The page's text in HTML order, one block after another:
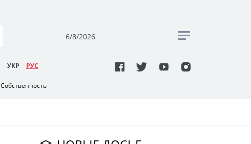
6/8/2026
УКР РУC
Собственность